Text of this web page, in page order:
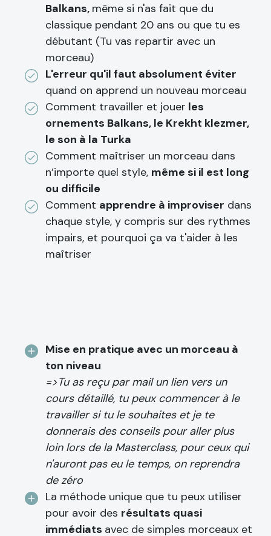
Balkans, même si n'as fait que du
classique pendant 20 ans ou que tu es
débutant (Tu vas repartir avec un
morceau)
L'erreur qu'il faut absolument éviter
quand on apprend un nouveau morceau
Comment travailler et jouer les
ornements Balkans, le Krekht klezmer,
le son à la Turka
Comment maîtriser un morceau dans
n’importe quel style, même si il est long
ou difficile
Comment apprendre à improviser dans
chaque style, y compris sur des rythmes
impairs, et pourquoi ça va t'aider à les
maîtriser
Mise en pratique avec un morceau à
ton niveau
=>Tu as reçu par mail un lien vers un
cours détaillé, tu peux commencer à le
travailler si tu le souhaites et je te
donnerais des conseils pour aller plus
loin lors de la Masterclass, pour ceux qui
n'auront pas eu le temps, on reprendra
de zéro
La méthode unique que tu peux utiliser
pour avoir des résultats quasi
immédiats avec de simples morceaux et